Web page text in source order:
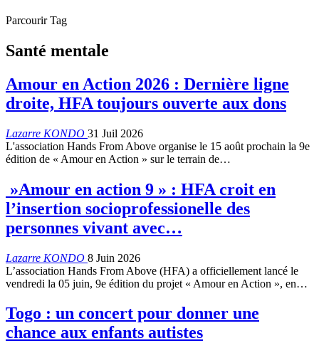
Parcourir Tag
Santé mentale
Amour en Action 2026 : Dernière ligne
droite, HFA toujours ouverte aux dons
Lazarre KONDO 31 Juil 2026
L'association Hands From Above organise le 15 août prochain la 9e
édition de « Amour en Action » sur le terrain de…
»Amour en action 9 » : HFA croit en
l’insertion socioprofessionelle des
personnes vivant avec…
Lazarre KONDO 8 Juin 2026
L’association Hands From Above (HFA) a officiellement lancé le
vendredi la 05 juin, 9e édition du projet « Amour en Action », en…
Togo : un concert pour donner une
chance aux enfants autistes